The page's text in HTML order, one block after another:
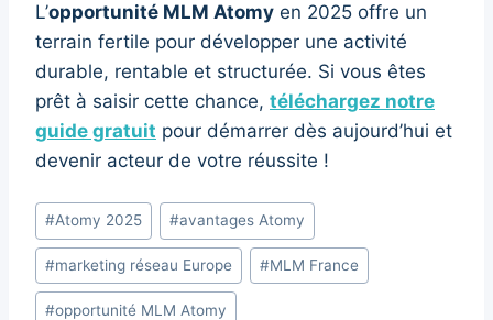
L’opportunité MLM Atomy en 2025 offre un
terrain fertile pour développer une activité
durable, rentable et structurée. Si vous êtes
prêt à saisir cette chance, téléchargez notre
guide gratuit pour démarrer dès aujourd’hui et
devenir acteur de votre réussite !
Étiquettes
de
la
publication :
#Atomy 2025 #avantages Atomy
#marketing réseau Europe #MLM France
#opportunité MLM Atomy